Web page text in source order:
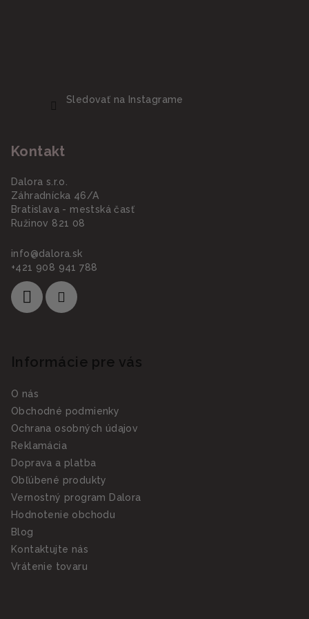
Sledovať na Instagrame
Kontakt
Dalora s.r.o.
Záhradnícka 46/A
Bratislava - mestská časť
Ružinov 821 08
info@dalora.sk
+421 908 941 788
Informácie pre vás
O nás
Obchodné podmienky
Ochrana osobných údajov
Reklamácia
Doprava a platba
Obľúbené produkty
Vernostný program Dalora
Hodnotenie obchodu
Blog
Kontaktujte nás
Vrátenie tovaru